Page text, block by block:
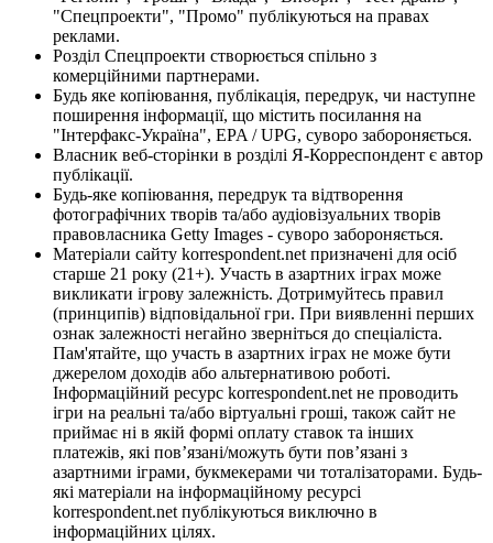
"Спецпроекти", "Промо" публікуються на правах
реклами.
Розділ Спецпроекти створюється спільно з
комерційними партнерами.
Будь яке копіювання, публікація, передрук, чи наступне
поширення інформації, що містить посилання на
"Інтерфакс-Україна", EPA / UPG, суворо забороняється.
Власник веб-сторінки в розділі Я-Корреспондент є автор
публікації.
Будь-яке копіювання, передрук та відтворення
фотографічних творів та/або аудіовізуальних творів
правовласника Getty Images - суворо забороняється.
Матеріали сайту korrespondent.net призначені для осіб
старше 21 року (21+). Участь в азартних іграх може
викликати ігрову залежність. Дотримуйтесь правил
(принципів) відповідальної гри. При виявленні перших
ознак залежності негайно зверніться до спеціаліста.
Пам'ятайте, що участь в азартних іграх не може бути
джерелом доходів або альтернативою роботі.
Інформаційний ресурс korrespondent.net не проводить
ігри на реальні та/або віртуальні гроші, також сайт не
приймає ні в якій формі оплату ставок та інших
платежів, які пов’язані/можуть бути пов’язані з
азартними іграми, букмекерами чи тоталізаторами. Будь-
які матеріали на інформаційному ресурсі
korrespondent.net публікуються виключно в
інформаційних цілях.